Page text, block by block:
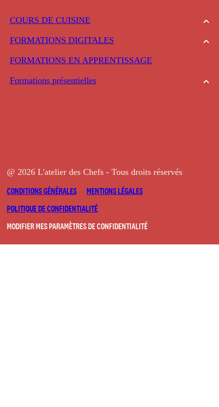
COURS DE CUISINE
FORMATIONS DIGITALES
FORMATIONS EN APPRENTISSAGE
Formations présentielles
@ 2026 L'atelier des Chefs - Tous droits réservés
CONDITIONS GÉNÉRALES
MENTIONS LÉGALES
POLITIQUE DE CONFIDENTIALITÉ
MODIFIER MES PARAMÈTRES DE CONFIDENTIALITÉ